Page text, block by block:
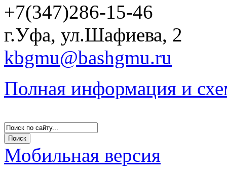
+7(347)286-15-46
г.Уфа, ул.Шафиева, 2
kbgmu@bashgmu.ru
Полная информация и
Мобильная версия